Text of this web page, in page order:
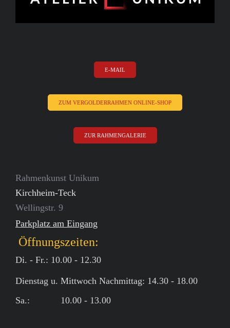
E-MAIL
ZUM VERGOLDERRAHMEN ONLINE-SHOP
ZUR RAHMENGALERIE
Rahmenkunst Unikum
Kirchheim-Teck
Wellingstr. 9
Parkplatz am Eingang
Öffnungszeiten:
Di. - Fr.: 10.00 - 12.30
Dienstag u. Mittwoch Nachmittag: 14.30 - 18.00
Sa.: 10.00 - 13.00